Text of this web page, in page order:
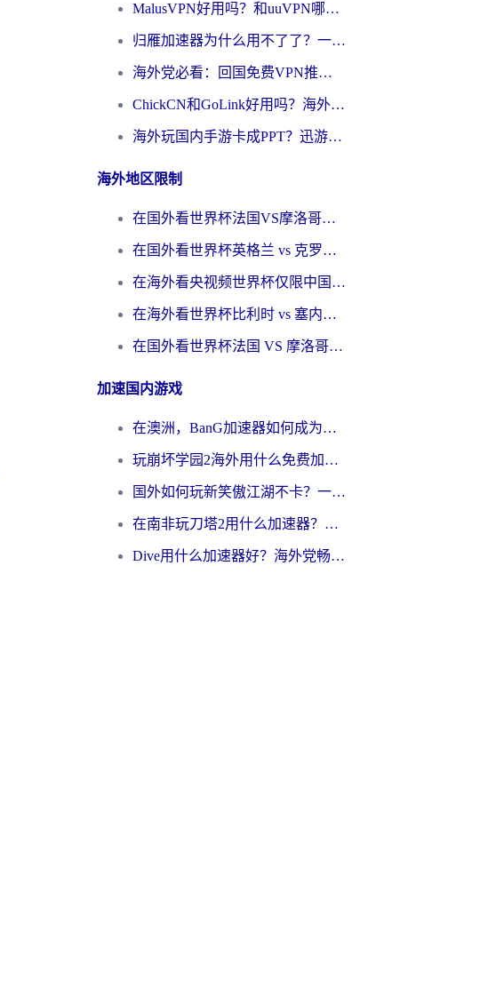
MalusVPN好用吗？和uuVPN哪个好？海外党无缝访问国内资源的真实对比与选择指南
归雁加速器为什么用不了了？一位海外游子的真实困惑与技术解答
海外党必看：回国免费VPN推荐？别踩坑！教你选对加速器无缝刷国内资源
ChickCN和GoLink好用吗？海外党如何选对回国加速器
海外玩国内手游卡成PPT？迅游和奇游手游哪个好？一篇讲透回国加速器怎么选
海外地区限制
在国外看世界杯法国VS摩洛哥地区限制？这篇指南让你流畅看中文解说无压力
在国外看世界杯英格兰 vs 克罗地亚当前地区不可播放？这篇指南帮你搞定所有海外观赛难题
在海外看央视频世界杯仅限中国大陆？这篇指南帮你解锁中文解说+无卡顿直播
在海外看世界杯比利时 vs 塞内加尔仅限中国大陆？我找到了最流畅的中文解说之路
在国外看世界杯法国 VS 摩洛哥仅限中国大陆？海外党这样看中文解说赛事不卡顿
加速国内游戏
在澳洲，BanG加速器如何成为你国服游戏的“时光机”？
玩崩坏学园2海外用什么免费加速器好？2026海外党亲测国服游戏加速指南
国外如何玩新笑傲江湖不卡？一份给海外游子的终极网络指南
在南非玩刀塔2用什么加速器？一份给海外游子的终极生存指南
Dive用什么加速器好？海外党畅玩国服游戏的终极避坑指南